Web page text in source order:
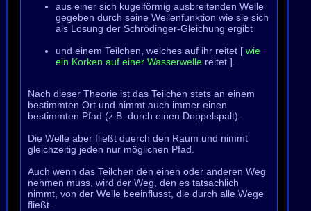
aus einer sich kugelförmig ausbreitenden Welle
gegeben durch seine Wellenfunktion wie sie sich
als Lösung der Schrödinger-Gleichung ergibt
und einem Teilchen, welches auf ihr reitet [ wie
ein Korken auf einer Wasserwelle reitet ].
Nach dieser Theorie ist das Teilchen stets an einem
bestimmten Ort und nimmt auch immer einen
bestimmten Pfad (z.B. durch einen Doppelspalt).
Die Welle aber fließt duerch den Raum und nimmt
gleichzeitig jeden nur möglichen Pfad.
Auch wenn das Teilchen den einen oder anderen Weg
nehmen muss, wird der Weg, den es tatsächlich
nimmt, von der Welle beeinflusst, die durch alle Wege
fließt.